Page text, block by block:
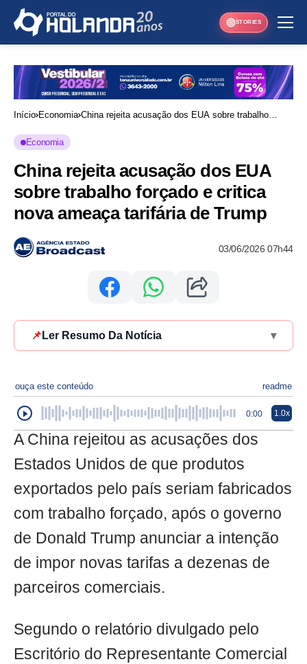
STORIES
Início Economia China rejeita acusação dos EUA sobre trabalho
Economia
China rejeita acusação dos EUA
sobre trabalho forçado e critica
nova ameaça tarifária de Trump
03/06/2026 07h44
📌 Ler Resumo Da Notícia ▾
ouça este conteúdo readme
0:00 1.0x
A China rejeitou as acusações dos
Estados Unidos de que produtos
exportados pelo país seriam fabricados
com trabalho forçado, após o governo
de Donald Trump anunciar a intenção
de impor novas tarifas a dezenas de
parceiros comerciais.
Segundo o relatório divulgado pelo
Escritório do Representante Comercial